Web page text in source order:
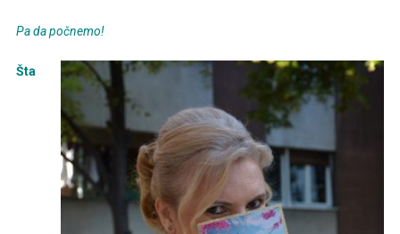
Pa da počnemo!
Šta